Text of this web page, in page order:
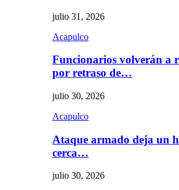
julio 31, 2026
Acapulco
Funcionarios volverán a
por retraso de…
julio 30, 2026
Acapulco
Ataque armado deja un
cerca…
julio 30, 2026